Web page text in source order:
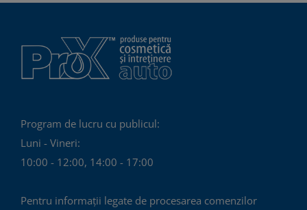
Program de lucru cu publicul:
Luni - Vineri:
10:00 - 12:00, 14:00 - 17:00
Pentru informații legate de procesarea comenzilor